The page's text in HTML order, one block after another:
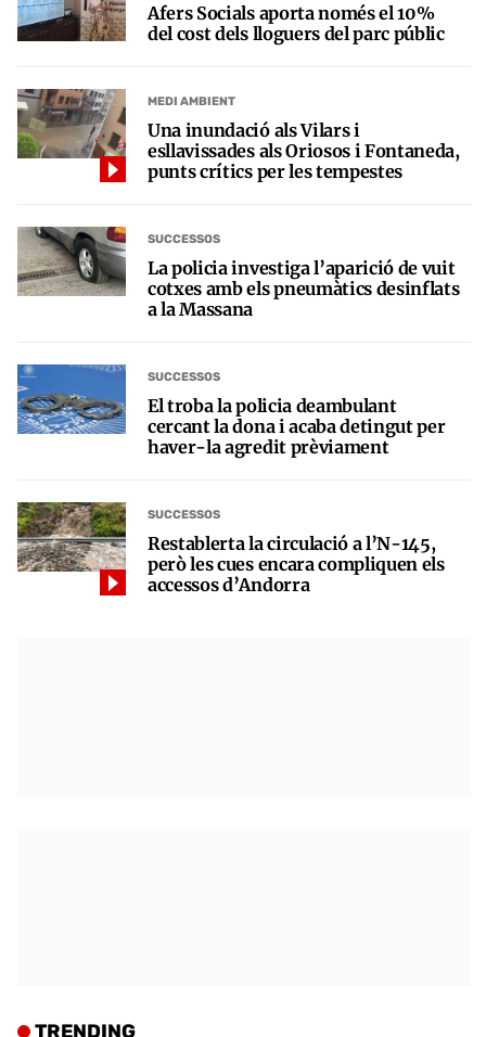
Afers Socials aporta només el 10%
del cost dels lloguers del parc públic
MEDI AMBIENT
Una inundació als Vilars i
esllavissades als Oriosos i Fontaneda,
punts crítics per les tempestes
SUCCESSOS
La policia investiga l’aparició de vuit
cotxes amb els pneumàtics desinflats
a la Massana
SUCCESSOS
El troba la policia deambulant
cercant la dona i acaba detingut per
haver-la agredit prèviament
SUCCESSOS
Restablerta la circulació a l’N-145,
però les cues encara compliquen els
accessos d’Andorra
TRENDING